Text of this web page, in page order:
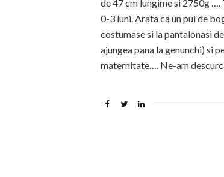
de 47 cm lungime si 2750g ….
0-3 luni. Arata ca un pui de
costumase si la pantalonasi
ajungea pana la genunchi) si
maternitate…. Ne-am